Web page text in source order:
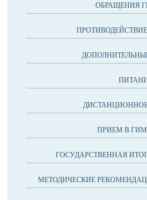
ОБРАЩЕНИЯ
ПРИЕМ В
ГОСУДАРСТВЕННАЯ
МЕТОДИЧЕСКИЕ